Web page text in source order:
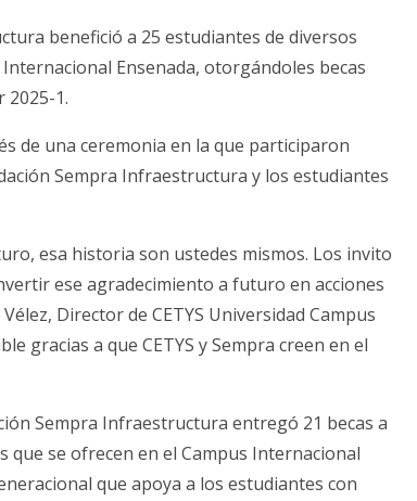
benefició a 25 estudiantes de diversos
Ensenada, otorgándoles becas
2025-1.
de una ceremonia en la que participaron
Sempra Infraestructura y los estudiantes
esa historia son ustedes mismos. Los invito
ese agradecimiento a futuro en acciones
Director de CETYS Universidad Campus
gracias a que CETYS y Sempra creen en el
Sempra Infraestructura entregó 21 becas a
se ofrecen en el Campus Internacional
que apoya a los estudiantes con